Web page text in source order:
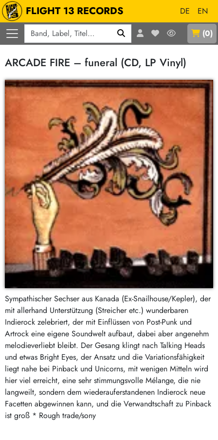
FLIGHT 13 RECORDS DE
EN
(0)
ARCADE FIRE – funeral (CD, LP Vinyl)
Sympathischer Sechser aus Kanada (Ex-Snailhouse/Kepler), der
mit allerhand Unterstützung (Streicher etc.) wunderbaren
Indierock zelebriert, der mit Einflüssen von Post-Punk und
Artrock eine eigene Soundwelt aufbaut, dabei aber angenehm
melodieverliebt bleibt. Der Gesang klingt nach Talking Heads
und etwas Bright Eyes, der Ansatz und die Variationsfähigkeit
liegt nahe bei Pinback und Unicorns, mit wenigen Mitteln wird
hier viel erreicht, eine sehr stimmungsvolle Mélange, die nie
langweilt, sondern dem wiederauferstandenen Indierock neue
Facetten abgewinnen kann, und die Verwandtschaft zu Pinback
ist groß * Rough trade/sony